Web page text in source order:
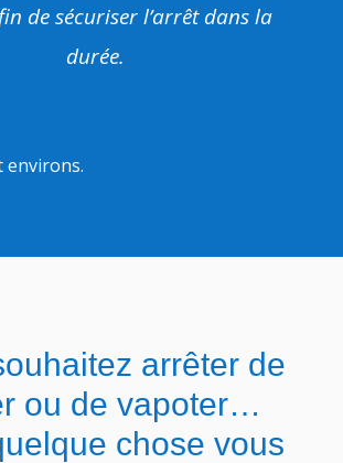
de sécuriser l’arrêt dans la
durée.
environs.
arrêter de
ou de vapoter…
chose vous